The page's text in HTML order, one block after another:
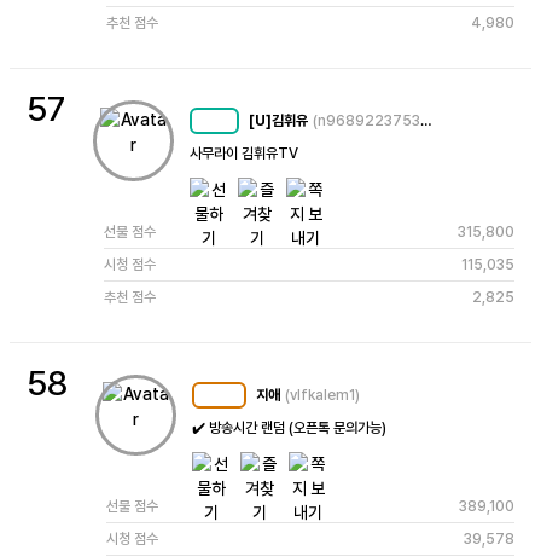
추천 점수
4,980
57 [U]김휘유 (n9689223753493230304)
사무라이 김휘유TV
선물 점수
315,800
시청 점수
115,035
추천 점수
2,825
58 지애 (vlfkalem1)
선물 점수
389,100
시청 점수
39,578